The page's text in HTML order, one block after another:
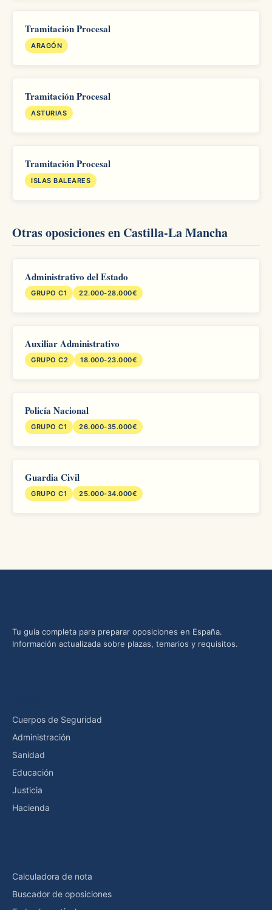
Tramitación Procesal
ARAGÓN
Tramitación Procesal
ASTURIAS
Tramitación Procesal
ISLAS BALEARES
Otras oposiciones en Castilla-La Mancha
Administrativo del Estado
GRUPO C1 22.000-28.000€
Auxiliar Administrativo
GRUPO C2 18.000-23.000€
Policía Nacional
GRUPO C1 26.000-35.000€
Guardia Civil
GRUPO C1 25.000-34.000€
Tu guía completa para preparar oposiciones en España.
Información actualizada sobre plazas, temarios y requisitos.
Cuerpos de Seguridad
Administración
Sanidad
Educación
Justicia
Hacienda
Calculadora de nota
Buscador de oposiciones